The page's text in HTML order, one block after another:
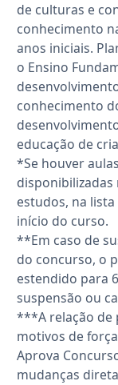
de culturas e
conhecimento
anos iniciais.
o Ensino
conhecimento
educação de
*Se houver
disponibilizadas
estudos, na
início do curso.
**Em caso de
do concurso, o
estendido para
suspensão ou
***A relação de
motivos de
Aprova
mudanças